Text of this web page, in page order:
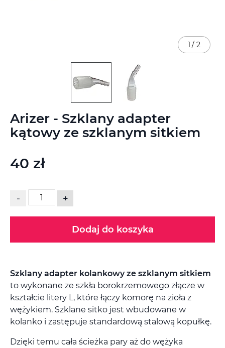
Arizer - Szklany adapter
kątowy ze szklanym sitkiem
40 zł
- +
Dodaj do koszyka
Szklany adapter kolankowy ze szklanym sitkiem
to wykonane ze szkła borokrzemowego złącze w
kształcie litery L, które łączy komorę na zioła z
wężykiem. Szklane sitko jest wbudowane w
kolanko i zastępuje standardową stalową kopułkę.
Dzięki temu cała ścieżka pary aż do wężyka
1 / 2
na
początek
galerii